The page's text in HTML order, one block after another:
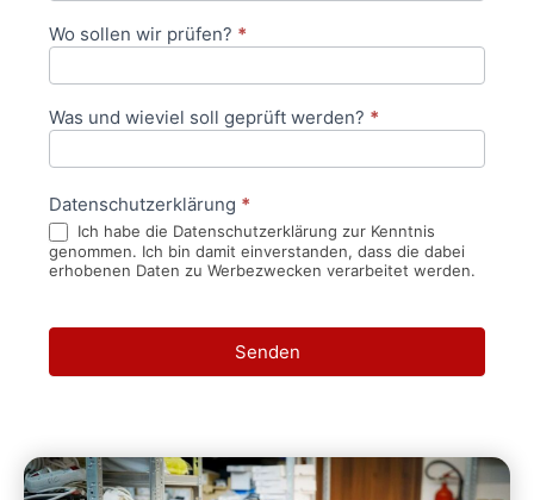
Wo sollen wir prüfen? *
Was und wieviel soll geprüft werden? *
Datenschutzerklärung *
Ich habe die Datenschutzerklärung zur Kenntnis
genommen. Ich bin damit einverstanden, dass die dabei
erhobenen Daten zu Werbezwecken verarbeitet werden.
Senden